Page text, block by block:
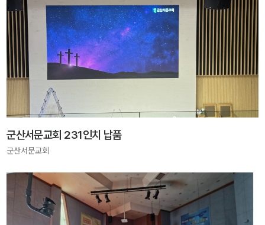
군산서문교회 231인치 납품
군산서문교회